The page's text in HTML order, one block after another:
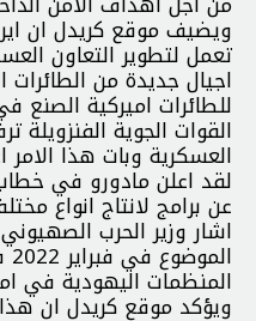
ويضيف موقع كريدل ان
تعمل لتطوير التعاون
اجيال جديدة من
للطائرات اميركية
القوات الجوية
العسكرية وبات هذا الامر
عن برامج لانتاج انواع
اشار وزير الحرب
المنظمات اليهودية في
ويؤكد موقع كريدل ان